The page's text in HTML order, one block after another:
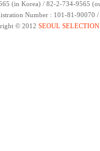
(in Korea) / 82-2-734-9565
Number : 101-81-
© 2012 SEOUL SELECTION